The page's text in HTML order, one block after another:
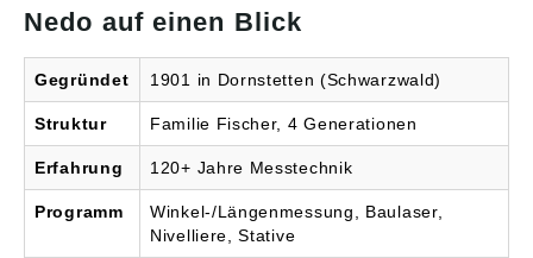
Nedo auf einen Blick
Gegründet 1901 in Dornstetten (Schwarzwald)
Struktur Familie Fischer, 4 Generationen
Erfahrung 120+ Jahre Messtechnik
Programm
Winkel-/Längenmessung, Baulaser,
Nivelliere, Stative